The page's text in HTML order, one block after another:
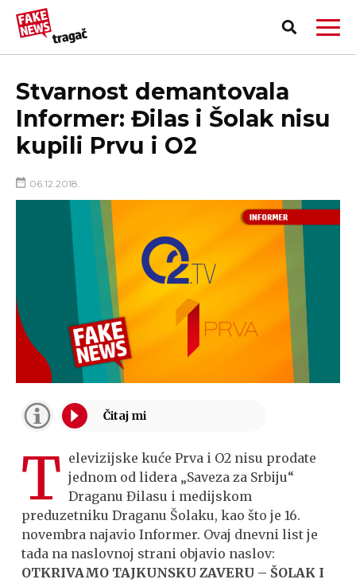
PRIJAVI LAŽNU VEST!
Stvarnost demantovala
Informer: Đilas i Šolak nisu
kupili Prvu i O2
06.12.2018.
T elevizijske kuće Prva i O2 nisu prodate
jednom od lidera „Saveza za Srbiju“
Draganu Đilasu i medijskom
preduzetniku Draganu Šolaku, kao što je 16.
novembra najavio Informer. Ovaj dnevni list je
tada na naslovnoj strani objavio naslov:
OTKRIVAMO TAJKUNSKU ZAVERU – ŠOLAK I